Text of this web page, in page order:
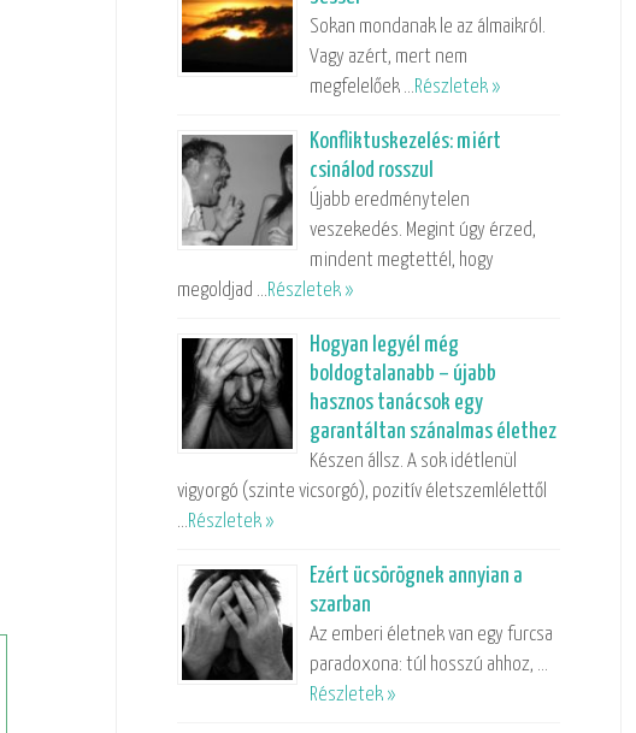
Sokan mondanak le az álmaikról.
Vagy azért, mert nem
megfelelőek …Részletek »
Konfliktuskezelés: miért
csinálod rosszul
Újabb eredménytelen
veszekedés. Megint úgy érzed,
mindent megtettél, hogy
megoldjad …Részletek »
Hogyan legyél még
boldogtalanabb – újabb
hasznos tanácsok egy
garantáltan szánalmas élethez
Készen állsz. A sok idétlenül
vigyorgó (szinte vicsorgó), pozitív életszemlélettől
…Részletek »
Ezért ücsörögnek annyian a
szarban
Az emberi életnek van egy furcsa
paradoxona: túl hosszú ahhoz, …
Részletek »